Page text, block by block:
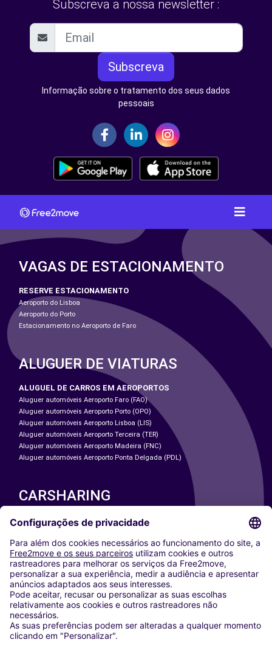
Subscreva a nossa newsletter :
Subscreva
Informação sobre o tratamento dos seus dados
pessoais
VAGAS DE ESTACIONAMENTO
RESERVE ESTACIONAMENTO
Aeroporto do Lisboa
Aeroporto do Porto
Estacionamento no Aeroporto de Faro
ALUGUER DE VIATURAS
ALUGUEL DE CARROS EM AEROPORTOS
Aluguer automóveis Aeroporto Faro (FAO)
Aluguer automóveis Aeroporto Porto (OPO)
Aluguer automóveis Aeroporto Lisboa (LIS)
Aluguer automóveis Aeroporto Terceira (TER)
Aluguer automóveis Aeroporto Madeira (FNC)
Aluguer automóveis Aeroporto Ponta Delgada (PDL)
CARSHARING
NOSSAS CIDADES
Washington DC
Milan
Rome
Turin
Vienna
Berlin
Cologne
Dusseldorf
Frankfurt